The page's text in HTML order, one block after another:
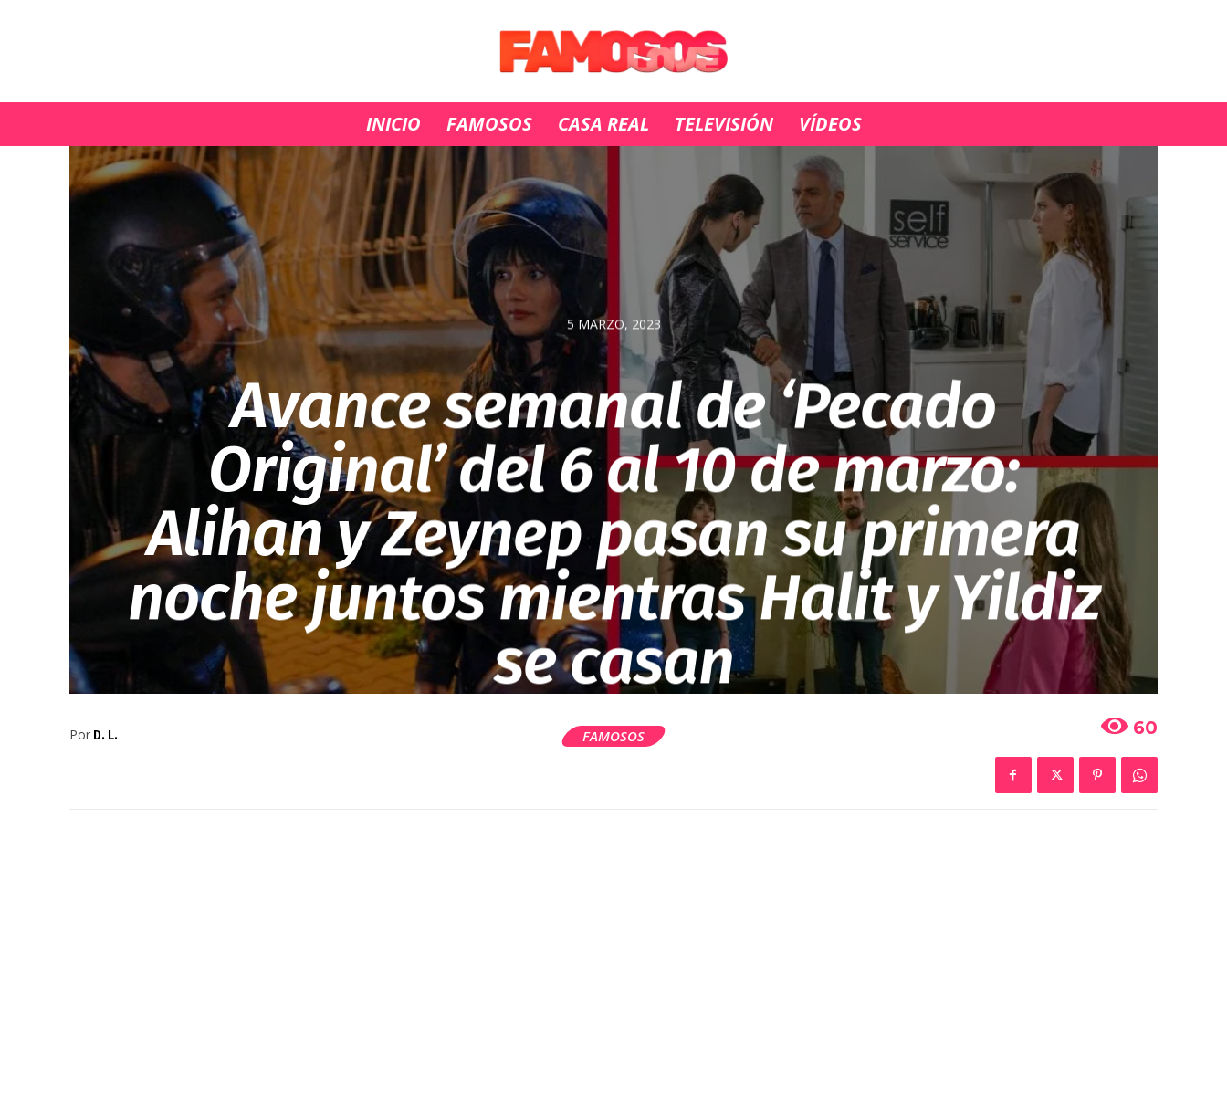
INICIO FAMOSOS CASA REAL TELEVISIÓN VÍDEOS
5 MARZO, 2023
Avance semanal de ‘Pecado
Original’ del 6 al 10 de marzo:
Alihan y Zeynep pasan su primera
noche juntos mientras Halit y Yildiz
se casan
Por D. L. FAMOSOS 60